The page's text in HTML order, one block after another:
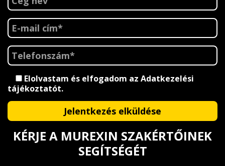
Elolvastam és elfogadom az Adatkezelési
tájékoztatót.
KÉRJE A MUREXIN SZAKÉRTŐINEK
SEGÍTSÉGÉT